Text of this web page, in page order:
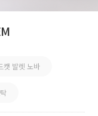
캣 발렛 노바